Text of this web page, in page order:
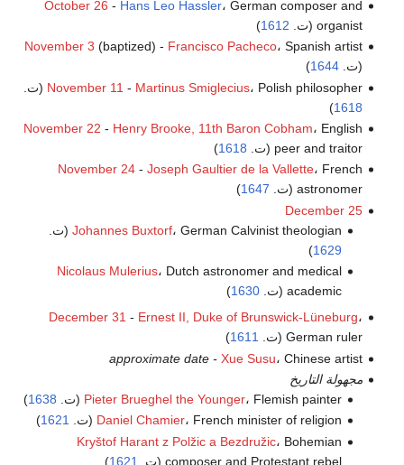
October 26 - Hans Leo Hassler، German composer and
organist (ت.
1612
)
November 3 (baptized) - Francisco Pacheco، Spanish artist
(ت.1644
)
November 11 - Martinus Smiglecius، Polish philosopher (ت.
1618
)
November 22 - Henry Brooke, 11th Baron Cobham، English
peer and traitor (ت.
1618
)
November 24- Joseph Gaultier de la Vallette، French
astronomer (ت.
1647
)
December 25
Johannes Buxtorf، German Calvinist theologian (ت.
1629
)
Nicolaus Mulerius، Dutch astronomer and medical
academic (ت.
1630
)
December 31 - Ernest II, Duke of Brunswick-Lüneburg،
German ruler (ت.
1611
)
approximate date - Xue Susu، Chinese artist
مجهولة التاريخ
Pieter Brueghel the Younger، Flemish painter (ت. 1638
)
Daniel Chamier، French minister of religion (ت. 1621
)
Kryštof Harant z Polžic a Bezdružic، Bohemian
composer and Protestant rebel (ت.
1621
)